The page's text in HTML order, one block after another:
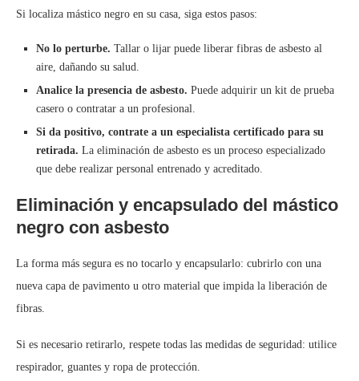
Si localiza mástico negro en su casa, siga estos pasos:
No lo perturbe. Tallar o lijar puede liberar fibras de asbesto al
aire, dañando su salud.
Analice la presencia de asbesto. Puede adquirir un kit de prueba
casero o contratar a un profesional.
Si da positivo, contrate a un especialista certificado para su
retirada. La eliminación de asbesto es un proceso especializado
que debe realizar personal entrenado y acreditado.
Eliminación y encapsulado del mástico
negro con asbesto
La forma más segura es no tocarlo y encapsularlo: cubrirlo con una
nueva capa de pavimento u otro material que impida la liberación de
fibras.
Si es necesario retirarlo, respete todas las medidas de seguridad: utilice
respirador, guantes y ropa de protección.